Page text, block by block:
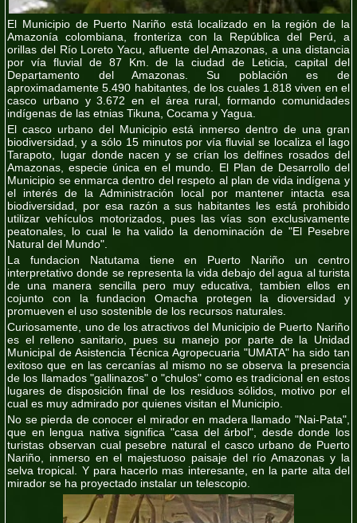
El Municipio de Puerto Nariño está localizado en la región de la
Amazonía colombiana, fronteriza con la República del Perú, a
orillas del Río Loreto Yacu, afluente del Amazonas, a una distancia
por vía fluvial de 87 Km. de la ciudad de Leticia, capital del
Departamento del Amazonas. Su población es de
aproximadamente 5.490 habitantes, de los cuales 1.818 viven en el
casco urbano y 3.672 en el área rural, formando comunidades
indígenas de las etnias Tikuna, Cocama y Yagua.
El casco urbano del Municipio está inmerso dentro de una gran
biodiversidad, y a sólo 15 minutos por vía fluvial se localiza el lago
Tarapoto, lugar donde nacen y se crían los delfines rosados del
Amazonas, especie única en el mundo. El Plan de Desarrollo del
Municipio se enmarca dentro del respeto al plan de vida indígena y
el interés de la Administración local por mantener intacta esa
biodiversidad, por esa razón a sus habitantes les está prohibido
utilizar vehículos motorizados, pues las vías son exclusivamente
peatonales, lo cual le ha valido la denominación de "El Pesebre
Natural del Mundo".
La fundacion Natutama tiene en Puerto Nariño un centro
interpretativo donde se representa la vida debajo del agua al turista
de una manera sencilla pero muy educativa, tambien ellos en
cojunto con la fundacion Omacha protegen la dioversidad y
promueven el uso sostenible de los recursos naturales.
Curiosamente, uno de los atractivos del Municipio de Puerto Nariño
es el relleno sanitario, pues su manejo por parte de la Unidad
Municipal de Asistencia Técnica Agropecuaria "UMATA" ha sido tan
exitoso que en las cercanías al mismo no se observa la presencia
de los llamados "gallinazos"o "chulos" como es tradicional en estos
lugares de disposición final de los residuos sólidos, motivo por el
cual es muy admirado por quienes visitan el Municipio.
No se pierda de conocer el mirador en madera llamado "Nai-Pata",
que en lengua nativa significa "casa del árbol", desde donde los
turistas observan cual pesebre natural el casco urbano de Puerto
Nariño, inmerso en el majestuoso paisaje del río Amazonas y la
selva tropical. Y para hacerlo mas interesante, en la parte alta del
mirador se ha proyectado instalar un telescopio.